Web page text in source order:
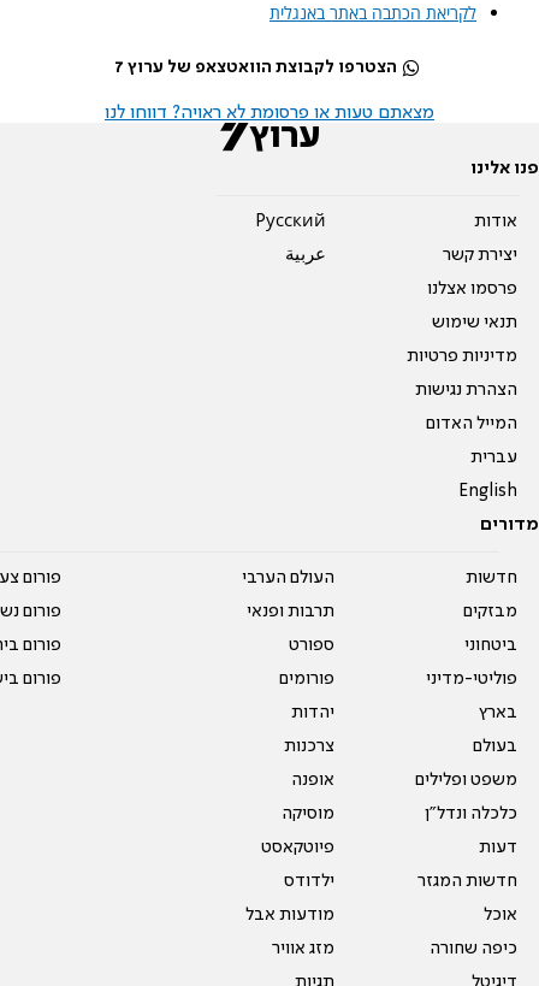
לקריאת הכתבה באתר באנגלית
הצטרפו לקבוצת הוואטצאפ של ערוץ 7
מצאתם טעות או פרסומת לא ראויה? דווחו לנו
פנו אלינו
אודות
יצירת קשר
פרסמו אצלנו
תנאי שימוש
מדיניות פרטיות
הצהרת נגישות
המייל האדום
עברית
English
Pусский
عربية
מדורים
חדשות
מבזקים
ביטחוני
פוליטי-מדיני
בארץ
בעולם
משפט ופלילים
כלכלה ונדל"ן
דעות
חדשות המגזר
אוכל
כיפה שחורה
העולם הערבי
תרבות ופנאי
ספורט
פורומים
יהדות
צרכנות
אופנה
מוסיקה
פיוטקאסט
ילדודס
מודעות אבל
מזג אוויר
פורום
פורום
פורום
פורום